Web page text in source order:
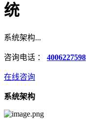
统
系统架构...
咨询电话 ： 4006227598
在线咨询
系统架构